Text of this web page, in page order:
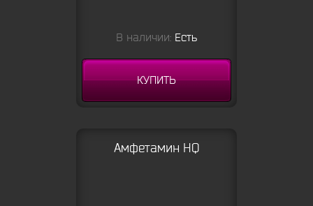
В наличии: Есть
КУПИТЬ
Амфетамин HQ